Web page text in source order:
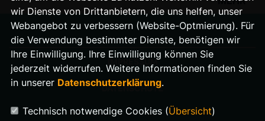
IMPRESSUM
DATENSCHUTZ
wir Dienste von Drittanbietern, die uns helfen, unser
Webangebot zu verbessern (Website-Optmierung). Für
die Verwendung bestimmter Dienste, benötigen wir
Ihre Einwilligung. Ihre Einwilligung können Sie
jederzeit widerrufen. Weitere Informationen finden Sie
in unserer Datenschutzerklärung.
Technisch notwendige Cookies (Übersicht)